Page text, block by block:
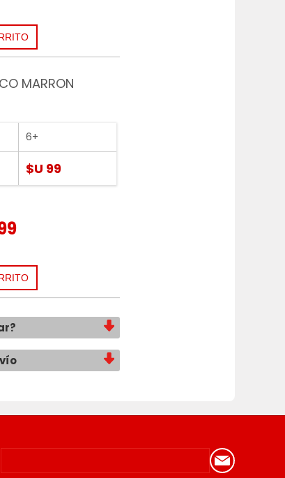
MARRON
6+
$U 99